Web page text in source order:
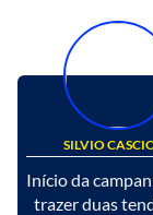
SILVIO
Início da
trazer duas